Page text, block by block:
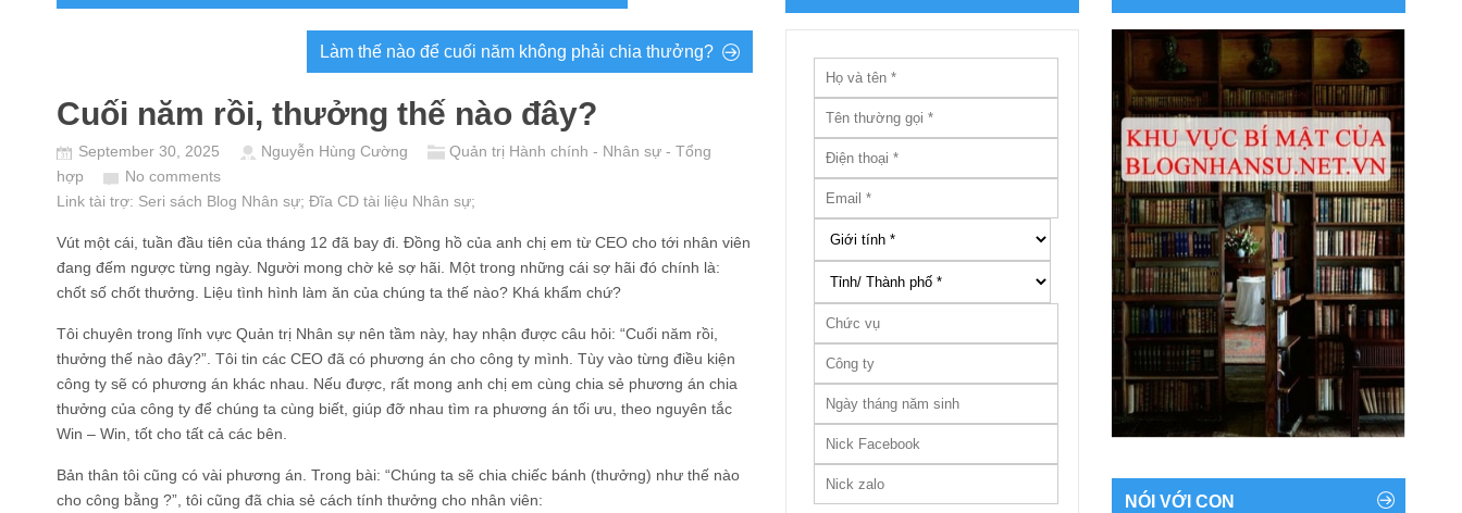
Làm thế nào để cuối năm không phải chia thưởng?
Cuối năm rồi, thưởng thế nào đây?
September 30, 2025 Nguyễn Hùng Cường
Quản trị Hành chính - Nhân sự - Tổng
hợp
No comments
Link tài trợ: Seri sách Blog Nhân sự; Đĩa CD tài liệu Nhân sự;
Vút một cái, tuần đầu tiên của tháng 12 đã bay đi. Đồng hồ của anh chị em từ CEO cho tới nhân viên
đang đếm ngược từng ngày. Người mong chờ kẻ sợ hãi. Một trong những cái sợ hãi đó chính là:
chốt số chốt thưởng. Liệu tình hình làm ăn của chúng ta thế nào? Khá khẩm chứ?
Tôi chuyên trong lĩnh vực Quản trị Nhân sự nên tầm này, hay nhận được câu hỏi: “Cuối năm rồi,
thưởng thế nào đây?”. Tôi tin các CEO đã có phương án cho công ty mình. Tùy vào từng điều kiện
công ty sẽ có phương án khác nhau. Nếu được, rất mong anh chị em cùng chia sẻ phương án chia
thưởng của công ty để chúng ta cùng biết, giúp đỡ nhau tìm ra phương án tối ưu, theo nguyên tắc
Win – Win, tốt cho tất cả các bên.
Bản thân tôi cũng có vài phương án. Trong bài: “Chúng ta sẽ chia chiếc bánh (thưởng) như thế nào
cho công bằng ?”, tôi cũng đã chia sẻ cách tính thưởng cho nhân viên:
NÓI VỚI CON